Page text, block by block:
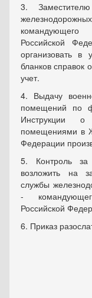
3.
Российской
организовать в
бланков справок
учет.
4. Выдачу
помещений по
Инструкции
помещениями в
Федерации
5. Контроль за
возложить на
службы
-
Российской
6. Приказ